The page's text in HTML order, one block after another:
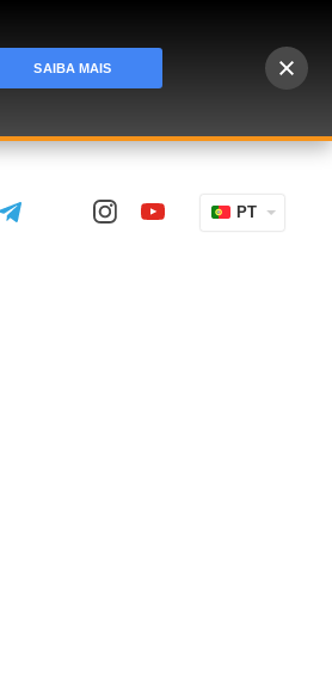
SAIBA MAIS
PT